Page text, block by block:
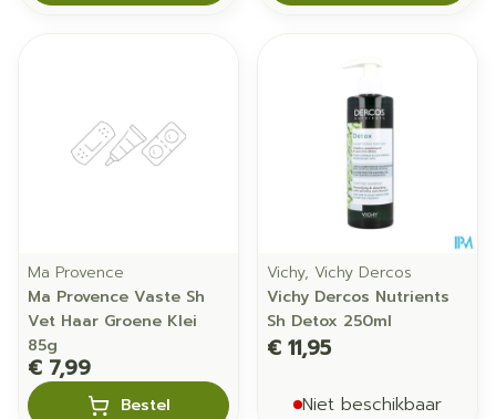
Ma Provence
Ma Provence Vaste Sh
Vet Haar Groene Klei
85g
€ 7,99
Bestel
Vichy, Vichy Dercos
Vichy Dercos Nutrients
Sh Detox 250ml
€ 11,95
Niet beschikbaar